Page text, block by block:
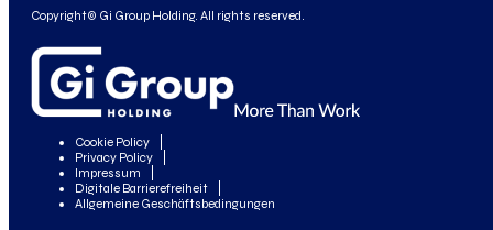
Copyright© Gi Group Holding. All rights reserved.
Cookie Policy
Privacy Policy
Impressum
Digitale Barrierefreiheit
Allgemeine Geschäftsbedingungen